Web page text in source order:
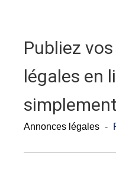
Publiez
légales en
Annonces légales -